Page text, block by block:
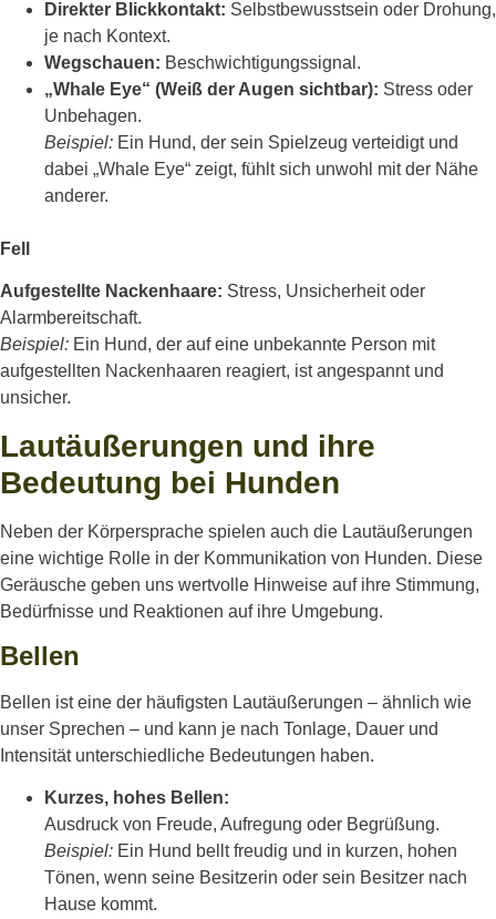
Direkter Blickkontakt: Selbstbewusstsein oder Drohung,
je nach Kontext.
Wegschauen: Beschwichtigungssignal.
„Whale Eye“ (Weiß der Augen sichtbar): Stress oder
Unbehagen.
Beispiel: Ein Hund, der sein Spielzeug verteidigt und
dabei „Whale Eye“ zeigt, fühlt sich unwohl mit der Nähe
anderer.
Fell
Aufgestellte Nackenhaare: Stress, Unsicherheit oder
Alarmbereitschaft.
Beispiel: Ein Hund, der auf eine unbekannte Person mit
aufgestellten Nackenhaaren reagiert, ist angespannt und
unsicher.
Lautäußerungen und ihre
Bedeutung bei Hunden
Neben der Körpersprache spielen auch die Lautäußerungen
eine wichtige Rolle in der Kommunikation von Hunden. Diese
Geräusche geben uns wertvolle Hinweise auf ihre Stimmung,
Bedürfnisse und Reaktionen auf ihre Umgebung.
Bellen
Bellen ist eine der häufigsten Lautäußerungen – ähnlich wie
unser Sprechen – und kann je nach Tonlage, Dauer und
Intensität unterschiedliche Bedeutungen haben.
Kurzes, hohes Bellen:
Ausdruck von Freude, Aufregung oder Begrüßung.
Beispiel: Ein Hund bellt freudig und in kurzen, hohen
Tönen, wenn seine Besitzerin oder sein Besitzer nach
Hause kommt.